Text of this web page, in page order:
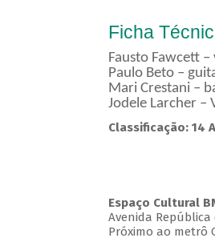
Ficha
Fausto Fawcett
Paulo Beto –
Mari Crestani –
Jodele Larcher –
Classificação: 14
Espaço Cultural
Avenida República
Próximo ao metrô